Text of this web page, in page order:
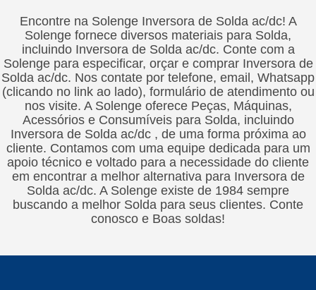
Encontre na Solenge Inversora de Solda ac/dc! A
Solenge fornece diversos materiais para Solda,
incluindo Inversora de Solda ac/dc. Conte com a
Solenge para especificar, orçar e comprar Inversora de
Solda ac/dc. Nos contate por telefone, email, Whatsapp
(clicando no link ao lado), formulário de atendimento ou
nos visite. A Solenge oferece Peças, Máquinas,
Acessórios e Consumíveis para Solda, incluindo
Inversora de Solda ac/dc , de uma forma próxima ao
cliente. Contamos com uma equipe dedicada para um
apoio técnico e voltado para a necessidade do cliente
em encontrar a melhor alternativa para Inversora de
Solda ac/dc. A Solenge existe de 1984 sempre
buscando a melhor Solda para seus clientes. Conte
conosco e Boas soldas!